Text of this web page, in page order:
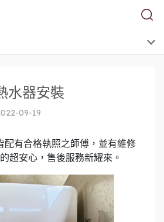
水器安裝
09-19
配有合格執照之師傅，並有維修
超安心，售後服務新耀來。